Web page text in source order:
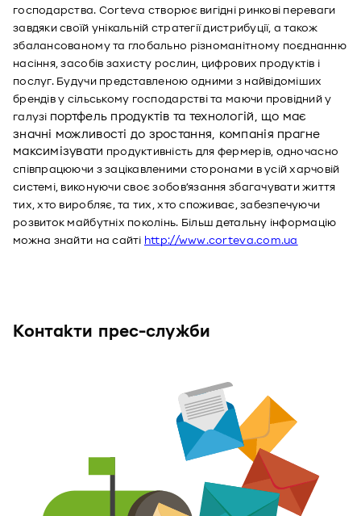
господарства. Corteva створює вигідні ринкові переваги
завдяки своїй унікальній стратегії дистрибуції, а також
збалансованому та глобально різноманітному поєднанню
насіння, засобів захисту рослин, цифрових продуктів і
послуг. Будучи представленою одними з найвідоміших
брендів у сільському господарстві та маючи провідний у
галузі портфель продуктів та технологій, що має
значні можливості до зростання, компанія прагне
максимізувати продуктивність для фермерів, одночасно
співпрацюючи з зацікавленими сторонами в усій харчовій
системі, виконуючи своє зобов’язання збагачувати життя
тих, хто виробляє, та тих, хто споживає, забезпечуючи
розвиток майбутніх поколінь. Більш детальну інформацію
можна знайти на сайті http://www.corteva.com.ua
Контакти прес-служби